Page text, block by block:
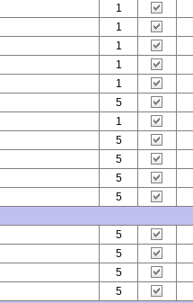
1
1
1
1
1
5
1
5
5
5
5
5
5
5
5